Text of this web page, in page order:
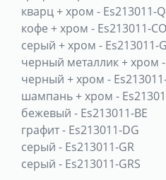
кварц + хром - Es213011-
кофе + хром - Es213011-
серый + хром - Es213011-
черный металлик + хром -
черный + хром -
шампань + хром -
бежевый - Es213011-BE
графит- Es213011-DG
серый - Es213011-GR
серый - Es213011-GRS